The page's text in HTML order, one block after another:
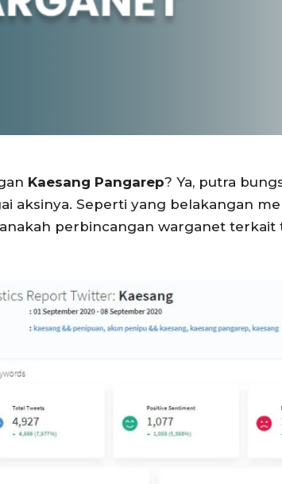
Kaesang Pangarep? Ya, putra
aksinya. Seperti yang belakangan
perbincangan warganet